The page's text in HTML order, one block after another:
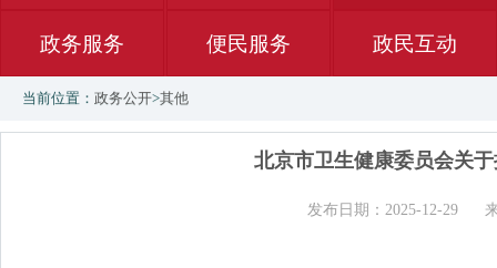
政务服务 便民服务 政民互动
当前位置： 政务公开>其他
北京市卫生健康委员会关
发布日期：2025-12-29